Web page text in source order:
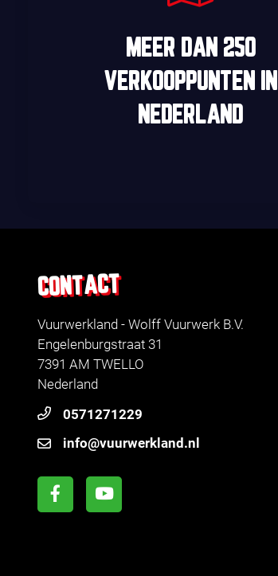
MEER DAN 250
VERKOOPPUNTEN IN
NEDERLAND
CONTACT
Vuurwerkland - Wolff Vuurwerk B.V.
Engelenburgstraat 31
7391 AM TWELLO
Nederland
0571271229
info@vuurwerkland.nl